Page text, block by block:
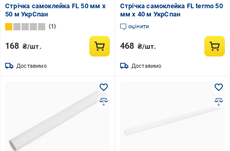
Стрічка самоклейка FL 50 мм х
50 м УкрСпан
1
168 ₴/шт.
Доставимо
Стрічка самоклейка FL termo 50
мм х 40 м УкрСпан
оцінити
468 ₴/шт.
Доставимо